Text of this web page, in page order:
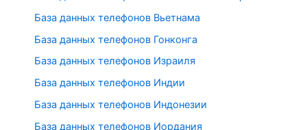
База данных телефонов Вьетнама
База данных телефонов Гонконга
База данных телефонов Израиля
База данных телефонов Индии
База данных телефонов Индонезии
База данных телефонов Иордания